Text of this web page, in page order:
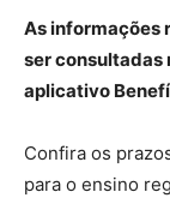
As informações
ser consultadas
aplicativo
Confira os
para o ensino